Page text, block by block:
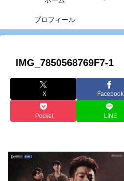
プロフィール
IMG_7850568769F7-1
X Facebook
Pocket LINE